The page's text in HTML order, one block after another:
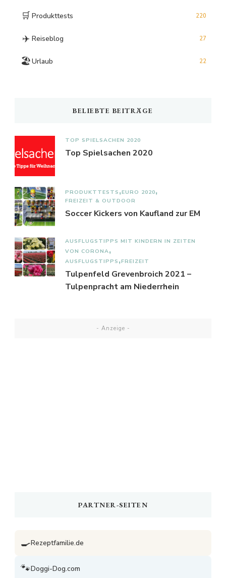
🛒 Produkttests 220
✈️ Reiseblog 27
🏖️Urlaub 22
BELIEBTE BEITRÄGE
TOP SPIELSACHEN 2020
Top Spielsachen 2020
PRODUKTTESTS EURO 2020
FREIZEIT & OUTDOOR
Soccer Kickers von Kaufland zur EM
AUSFLUGSTIPPS MIT KINDERN IN ZEITEN
VON CORONA
AUSFLUGSTIPPS FREIZEIT
Tulpenfeld Grevenbroich 2021 –
Tulpenpracht am Niederrhein
- Anzeige -
PARTNER-SEITEN
🍳Rezeptfamilie.de
🐾Doggi-Dog.com